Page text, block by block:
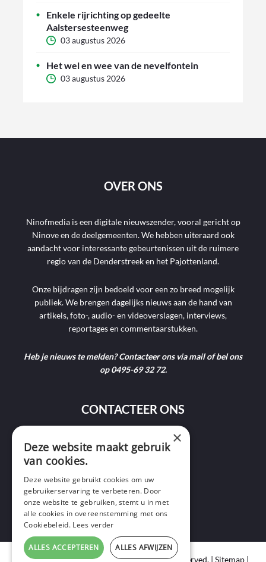
Enkele rijrichting op gedeelte
Aalstersesteenweg
03 augustus 2026
Het wel en wee van de nevelfontein
03 augustus 2026
OVER ONS
Ninofmedia is een digitale nieuwszender, vooral gericht op
Ninove en de deelgemeenten. We hebben uiteraard ook
aandacht voor interessante gebeurtenissen uit de ruimere
regio van de Denderstreek en het Pajottenland.
Onze bijdragen zijn bedoeld voor een zo breed mogelijk
publiek. We brengen dagelijks nieuws aan de hand van
artikels, foto-, audio- en videoverslagen, interviews,
reportages en commentaarstukken.
Heb je nieuws te melden? Contacteer ons via mail of bel ons
op 0495-69 32 72.
CONTACTEER ONS
9400 Ninove
+32 495 69 32 72
Copyright © 2020 Ninof Media. All Rights Reserved. | Sitemap|
×
Deze website maakt gebruik
van cookies.
Deze website gebruikt cookies om uw
gebruikerservaring te verbeteren. Door
onze website te gebruiken, stemt u in met
alle cookies in overeenstemming met ons
Cookiebeleid. Lees verder
ALLES ACCEPTEREN ALLES AFWIJZEN